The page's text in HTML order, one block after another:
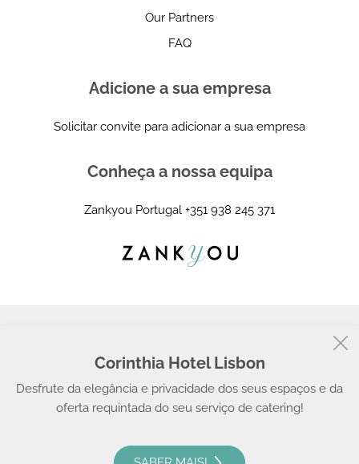
Corinthia Hotel Lisbon
Desfrute da elegância e privacidade dos seus espaços e da
oferta requintada do seu serviço de catering!
Our Partners
FAQ
Adicione a sua empresa
Solicitar convite para adicionar a sua empresa
Conheça a nossa equipa
Zankyou Portugal +351 938 245 371
© 2008 - 2026, Zankyou